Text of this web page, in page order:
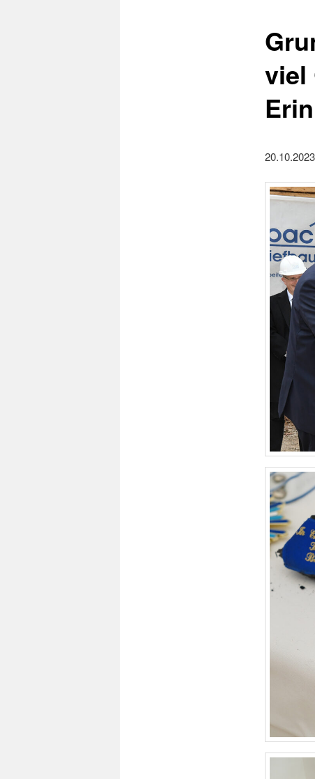
viel
20.10.2023